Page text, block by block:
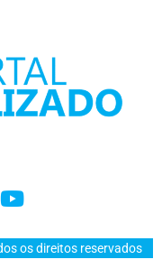
os direitos reservados